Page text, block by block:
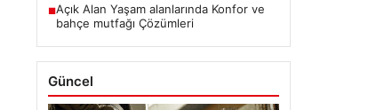
■Açık Alan Yaşam alanlarında Konfor ve
bahçe mutfağı Çözümleri
Güncel